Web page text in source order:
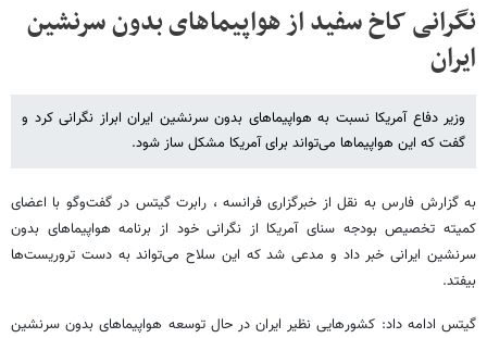
نگرانی کاخ سفید از هواپیماهای بدون سرنشین
ایران
وزیر دفاع آمریکا نسبت به هواپیماهای بدون سرنشین ایران ابراز نگرانی کرد و
گفت که این هواپیماها می‌تواند برای آمریکا مشکل ساز شود.
به گزارش فارس به نقل از خبرگزاری فرانسه ، رابرت گیتس در گفت‌وگو با اعضای
کمیته تخصیص بودجه سنای آمریکا از نگرانی خود از برنامه هواپیماهای بدون
سرنشین ایرانی خبر داد و مدعی شد که این سلاح می‌تواند به دست تروریست‌ها
بیفتد.
گیتس ادامه داد: کشورهایی نظیر ایران در حال توسعه هواپیماهای بدون سرنشین